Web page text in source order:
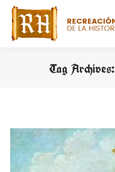
Tag Archives: